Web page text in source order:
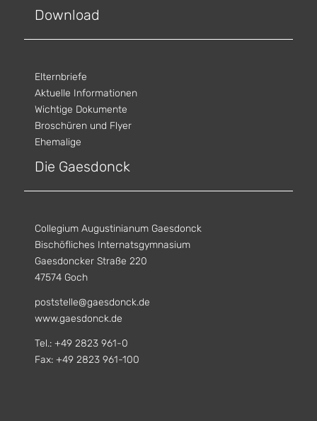
Download
Elternbriefe
Aktuelle Informationen
Wichtige Dokumente
Broschüren und Flyer
Ehemalige
Die Gaesdonck
Collegium Augustinianum Gaesdonck
Bischöfliches Internatsgymnasium
Gaesdoncker Straße 220
47574 Goch
poststelle@gaesdonck.de
www.gaesdonck.de
Tel.: +49 2823 961-0
Fax: +49 2823 961-100